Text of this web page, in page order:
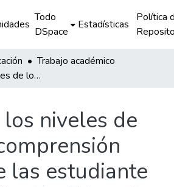
Todo
DSpace
Estadísticas
Política
Trabajo académico
Elevando los niveles de logro en comprensión lectora de las estudiante de la Institución Educativa "Virgen del Carmen" de San Jerónimo a través de las estrategias del Plan Lector y el uso de las tecnologías de información y comunicación.
niveles de
las estudiante